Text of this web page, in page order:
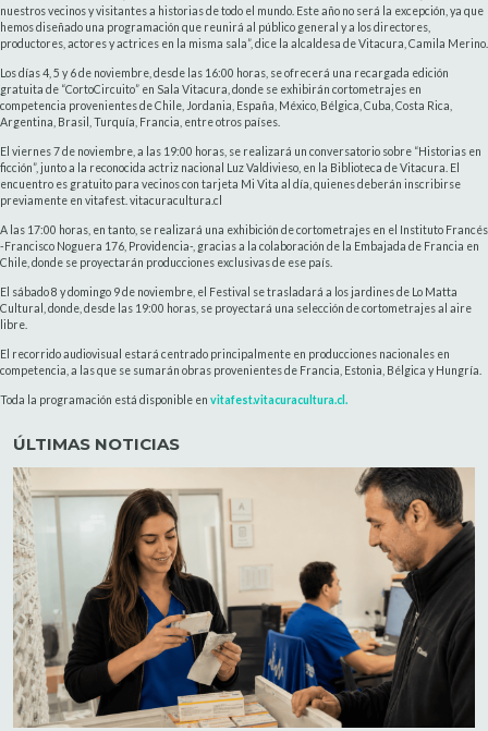
nuestros vecinos y visitantes a historias de todo el mundo. Este año no será la excepción, ya que
hemos diseñado una programación que reunirá al público general y a los directores,
productores, actores y actrices en la misma sala”, dice la alcaldesa de Vitacura, Camila Merino.
Los días 4, 5 y 6 de noviembre, desde las 16:00 horas, se ofrecerá una recargada edición
gratuita de “CortoCircuito” en Sala Vitacura, donde se exhibirán cortometrajes en
competencia provenientes de Chile, Jordania, España, México, Bélgica, Cuba, Costa Rica,
Argentina, Brasil, Turquía, Francia, entre otros países.
El viernes 7 de noviembre, a las 19:00 horas, se realizará un conversatorio sobre “Historias en
ficción”, junto a la reconocida actriz nacional Luz Valdivieso, en la Biblioteca de Vitacura. El
encuentro es gratuito para vecinos con tarjeta Mi Vita al día, quienes deberán inscribirse
previamente en vitafest. vitacuracultura.cl
A las 17:00 horas, en tanto, se realizará una exhibición de cortometrajes en el Instituto Francés
-Francisco Noguera 176, Providencia-, gracias a la colaboración de la Embajada de Francia en
Chile, donde se proyectarán producciones exclusivas de ese país.
El sábado 8 y domingo 9 de noviembre, el Festival se trasladará a los jardines de Lo Matta
Cultural, donde, desde las 19:00 horas, se proyectará una selección de cortometrajes al aire
libre.
El recorrido audiovisual estará centrado principalmente en producciones nacionales en
competencia, a las que se sumarán obras provenientes de Francia, Estonia, Bélgica y Hungría.
Toda la programación está disponible en vitafest.vitacuracultura.cl.
ÚLTIMAS NOTICIAS